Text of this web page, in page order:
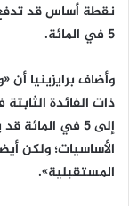
5 في المائة.
وأضاف برايزينيا
ذات الفائدة
إلى 5 في
الأساسيات؛ ولكن
المستقبلية».